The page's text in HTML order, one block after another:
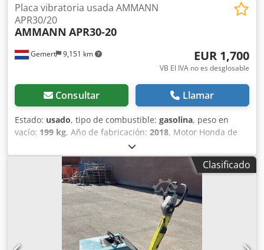
Gemert 9,151 km
Placa vibratoria usada AMMANN
APR30/20
AMMANN APR30-20
EUR 1,700
VB El IVA no es desglosable
Consultar Llamar
Estado: usado, tipo de combustible: gasolina, peso en
vacío: 199 kg, Año de fabricación: 2018, Motor Honda de
gasolina. Arranque manual. Peso: 199 kg Fuerza de
impacto: 30 kN Dcsdpexw H Hvefx Adtok Ancho de la placa:
50 cm Movimiento hacia adelante/hacia atrás. Precio: 1.700
€, sin IVA. ¡Disponibles varias unidades en stock!
Clasificado